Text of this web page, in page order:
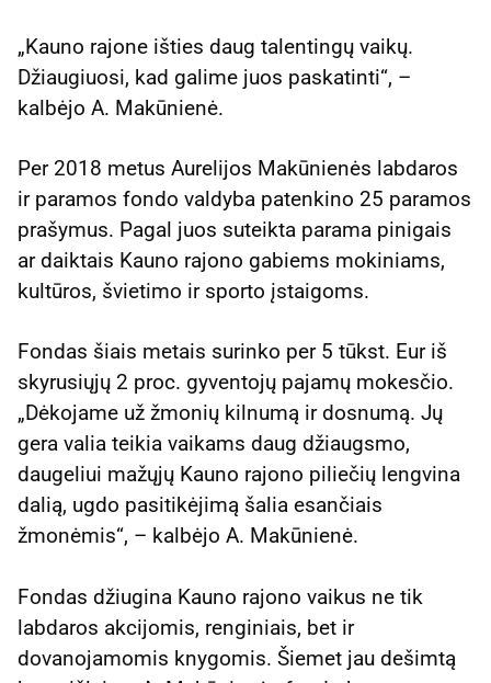
„Kauno rajone išties daug talentingų vaikų.
Džiaugiuosi, kad galime juos paskatinti“, –
kalbėjo A. Makūnienė.
Per 2018 metus Aurelijos Makūnienės labdaros
ir paramos fondo valdyba patenkino 25 paramos
prašymus. Pagal juos suteikta parama pinigais
ar daiktais Kauno rajono gabiems mokiniams,
kultūros, švietimo ir sporto įstaigoms.
Fondas šiais metais surinko per 5 tūkst. Eur iš
skyrusiųjų 2 proc. gyventojų pajamų mokesčio.
„Dėkojame už žmonių kilnumą ir dosnumą. Jų
gera valia teikia vaikams daug džiaugsmo,
daugeliui mažųjų Kauno rajono piliečių lengvina
dalią, ugdo pasitikėjimą šalia esančiais
žmonėmis“, – kalbėjo A. Makūnienė.
Fondas džiugina Kauno rajono vaikus ne tik
labdaros akcijomis, renginiais, bet ir
dovanojamomis knygomis. Šiemet jau dešimtą